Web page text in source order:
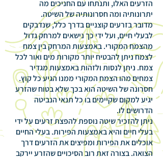
הזרעים האלו, ותנתחו עם החניכים מה
יתרונותיה ומה חסרונותיה של השיטה.
מדובר בזרעים קוצניים בדרך כלל, שנדבקים
לבעלי חיים, ועל ידי כך נישאים למרחק גדול
מהצמח המקורי. באמצעות המרחק בין צמח
לצמח ניתן להבטיח יותר מקורות מים ואור לכל
צמח. ניתן לנסות ולזהות באמצעות מגדיר
צמחים מהו הצמח המקורי ממנו הגיע כל קוץ.
חסרונה של השיטה הוא בכך שלא בטוח שהזרע
יגיע למקום שקיימים בו כל תנאי הנביטה
הדרושים לו.
ניתן להזכיר שיטה נוספת להפצת זרעים על ידי
בעלי חיים והיא באמצעות הפירות. בעלי החיים
אוכלים את הפירות ומפיצים את הזרעים דרך
הצואה. בצורה זאת רוב הסיכויים שהזרע יירקב